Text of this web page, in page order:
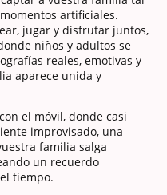
artificiales.
jugar y disfrutar juntos,
niños y adultos se
reales, emotivas y
aparece unida y
el móvil, donde casi
improvisado, una
familia salga
un recuerdo
tiempo.